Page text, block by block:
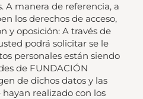
A manera de referencia, a
los derechos de acceso,
y oposición: A través de
podrá solicitar se le
personales están siendo
de FUNDACIÓN
de dichos datos y las
realizado con los